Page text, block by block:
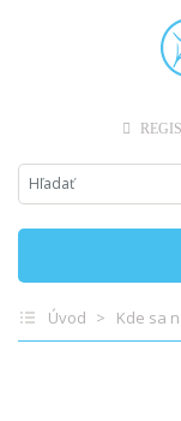
Úvod Kde sa